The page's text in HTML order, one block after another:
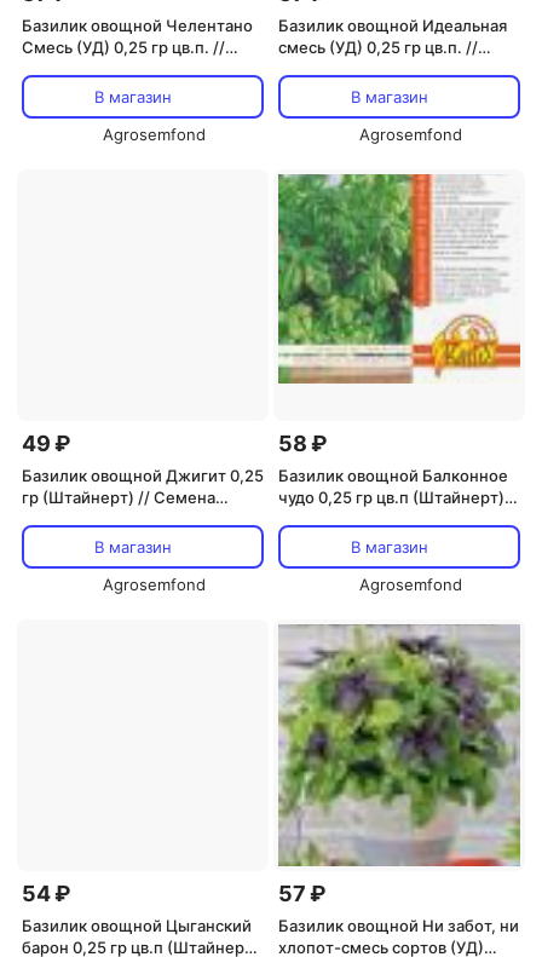
Базилик овощной Челентано
Смесь (УД) 0,25 гр цв.п. //
В магазин
Agrosemfond
Базилик овощной Идеальная
смесь (УД) 0,25 гр цв.п. //
В магазин
Agrosemfond
49 ₽
Базилик овощной Джигит 0,25
гр (Штайнерт) // Семена
В магазин
Agrosemfond
58 ₽
Базилик овощной Балконное
чудо 0,25 гр цв.п (Штайнерт) //
В магазин
Agrosemfond
54 ₽
Базилик овощной Цыганский
барон 0,25 гр цв.п (Штайнерт)
57 ₽
Базилик овощной Ни забот, ни
хлопот-смесь сортов (УД)